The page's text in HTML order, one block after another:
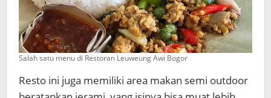
Salah satu menu di Restoran Leuweung Awi Bogor
Resto ini juga memiliki area makan semi outdoor